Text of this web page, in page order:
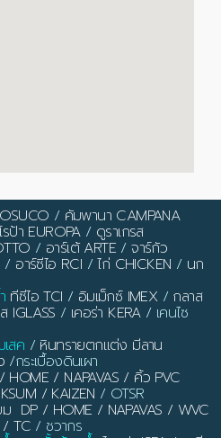
/ คัมพานา CAMPANA
รป้า EUROPA/ ดูราเกรส
/ อาร์เต้ ARTE /จาร์กัว
/ อาร์ซีไอ RCI /ไก่ CHICKEN / นก
ทีซีไอ TCI / อิมเม็กซ์ IMEX/ กลาส
IGLASS / เคอร่า KERA/ เคนไซ
สค / หินทรายตกแต่ง มีลาน
/กระเบื้องดินเผา
HOME / NAPAVAS / คิ้ว PVC
/ KAIZEN / OTSR
ม DP / HOME / NAPAVAS / WVC
/ TC / ชวากร